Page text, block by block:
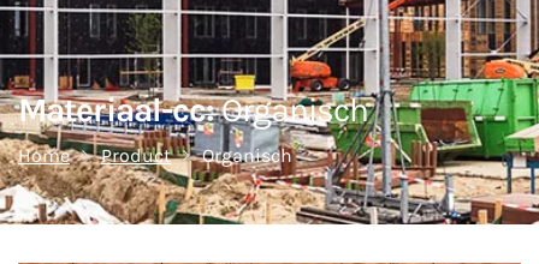
Materiaal-cc:Organisch
Home Product Organisch